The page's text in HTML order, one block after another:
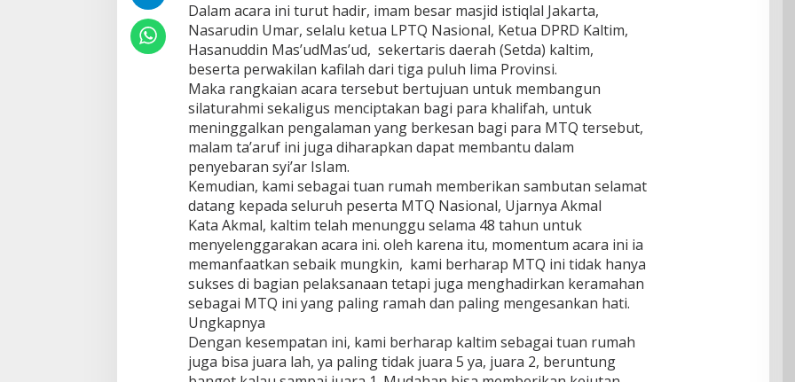
a
s
i
o
n
a
l
j
a
d
a
j
a
n
g
s
i
l
a
t
r
Dalam acara ini turut hadir, imam besar masjid istiqlal Jakarta,
Nasarudin Umar, selalu ketua LPTQ Nasional, Ketua DPRD Kaltim,
Hasanuddin Mas’udMas’ud, sekertaris daerah (Setda) kaltim,
beserta perwakilan kafilah dari tiga puluh lima Provinsi.
Maka rangkaian acara tersebut bertujuan untuk membangun
silaturahmi sekaligus menciptakan bagi para khalifah, untuk
meninggalkan pengalaman yang berkesan bagi para MTQ tersebut,
malam ta’aruf ini juga diharapkan dapat membantu dalam
penyebaran syi’ar IsIam.
Kemudian, kami sebagai tuan rumah memberikan sambutan selamat
datang kepada seluruh peserta MTQ Nasional, Ujarnya Akmal
Kata Akmal, kaltim telah menunggu selama 48 tahun untuk
menyelenggarakan acara ini. oleh karena itu, momentum acara ini ia
memanfaatkan sebaik mungkin, kami berharap MTQ ini tidak hanya
sukses di bagian pelaksanaan tetapi juga menghadirkan keramahan
sebagai MTQ ini yang paling ramah dan paling mengesankan hati.
Ungkapnya
Dengan kesempatan ini, kami berharap kaltim sebagai tuan rumah
juga bisa juara lah, ya paling tidak juara 5 ya, juara 2, beruntung